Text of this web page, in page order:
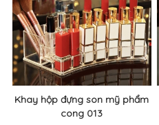
Khay hộp đựng son mỹ phẩm
cong 013